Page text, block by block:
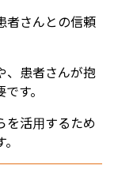
者さんとの信頼
、患者さんが抱
す。
を活用するため